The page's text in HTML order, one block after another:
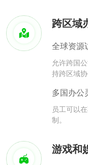
跨区域
全球资源
允许跨国
持跨区域协
多国办公
员工可以
制。
游戏和